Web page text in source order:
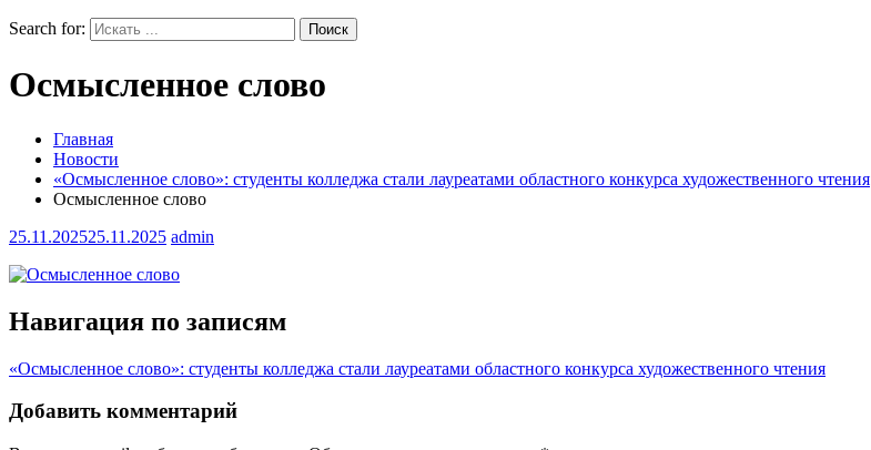
Search for:
Осмысленное слово
Главная
Новости
«Осмысленное слово»: студенты колледжа стали лауреатами областного конкурса художественного чтения
Осмысленное слово
25.11.202525.11.2025 admin
Навигация по записям
«Осмысленное слово»: студенты колледжа стали лауреатами областного конкурса художественного чтения
Добавить комментарий